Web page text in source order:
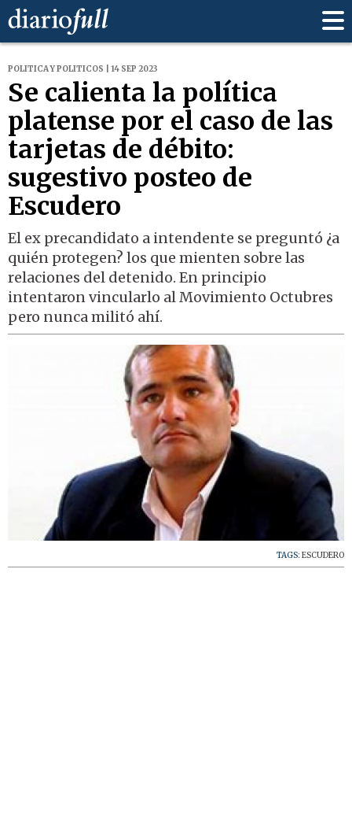
POLITICA Y POLITICOS | 14 SEP 2023
Se calienta la política
platense por el caso de las
tarjetas de débito:
sugestivo posteo de
Escudero
El ex precandidato a intendente se preguntó ¿a
quién protegen? los que mienten sobre las
relaciones del detenido. En principio
intentaron vincularlo al Movimiento Octubres
pero nunca militó ahí.
TAGS: ESCUDERO